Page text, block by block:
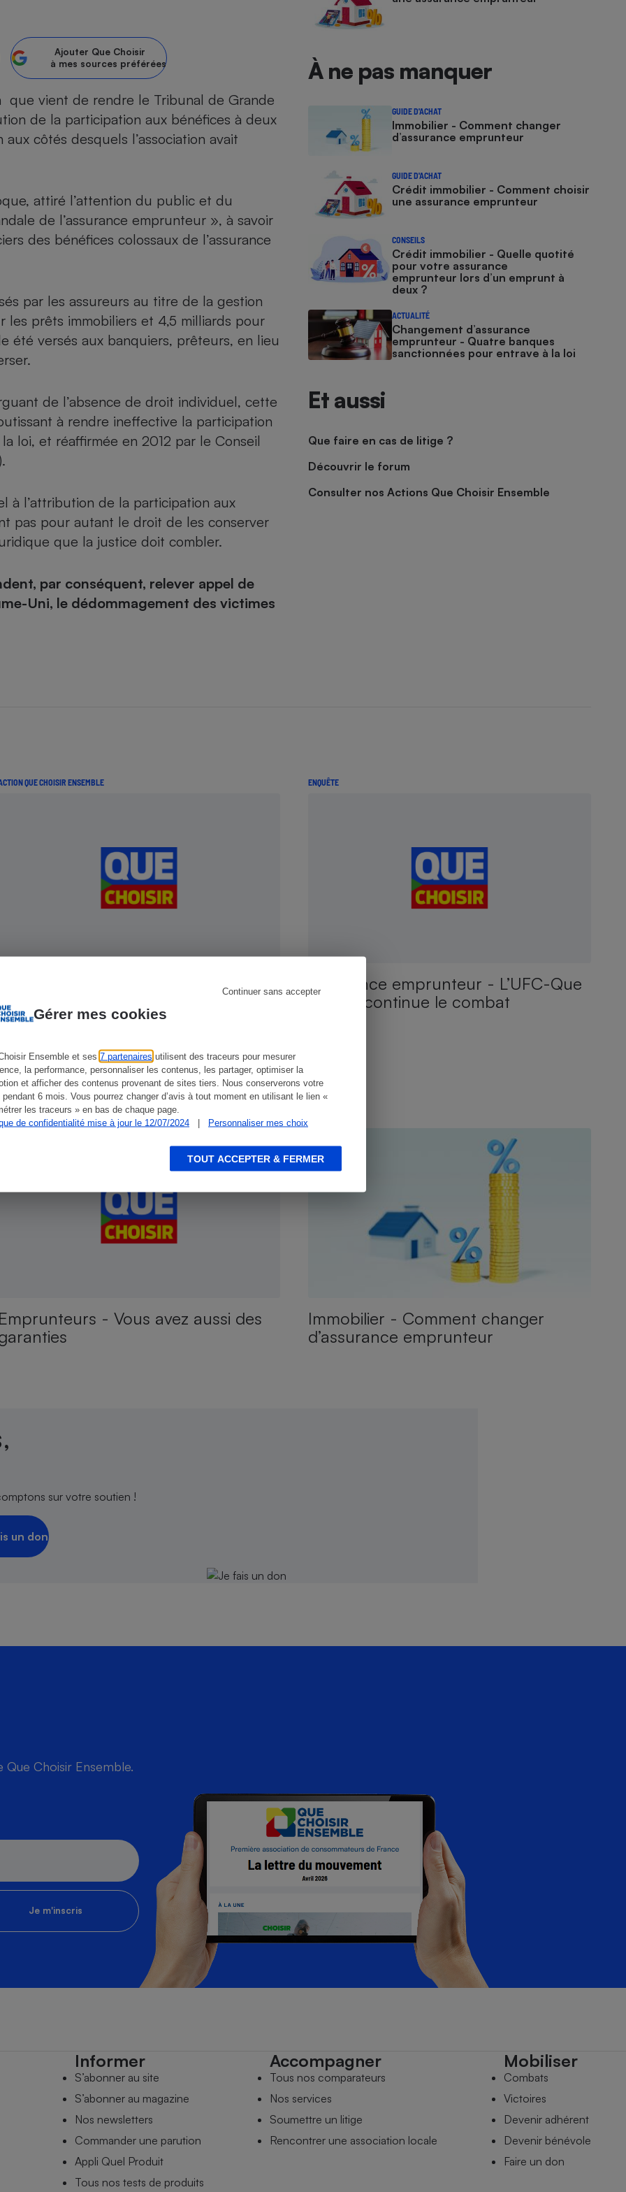
Gérer mes cookies
Ensemble et ses 7 partenaires utilisent des traceurs pour mesurer
la performance, personnaliser les contenus, les partager, optimiser la
et afficher des contenus provenant de sites tiers. Nous conserverons votre
pendant 6 mois. Vous pourrez changer d’avis à tout moment en utilisant le lien «
les traceurs » en bas de chaque page.
de confidentialité mise à jour le 12/07/2024
| Personnaliser mes choix
Continuer sans accepter
TOUT ACCEPTER & FERMER
Ajouter Que Choisir
à mes sources préférées
que vient de rendre le Tribunal de Grande
de la participation aux bénéfices à deux
côtés desquels l’association avait
attiré l’attention du public et du
de l’assurance emprunteur », à savoir
des bénéfices colossaux de l’assurance
par les assureurs au titre de la gestion
les prêts immobiliers et 4,5 milliards pour
été versés aux banquiers, prêteurs, en lieu
de l’absence de droit individuel, cette
à rendre ineffective la participation
loi, et réaffirmée en 2012 par le Conseil
à l’attribution de la participation aux
pas pour autant le droit de les conserver
que la justice doit combler.
par conséquent, relever appel de
Uni, le dédommagement des victimes
À ne pas manquer
GUIDE D'ACHAT
Immobilier - Comment changer
d’assurance emprunteur
GUIDE D'ACHAT
Crédit immobilier - Comment choisir
une assurance emprunteur
CONSEILS
Crédit immobilier - Quelle quotité
pour votre assurance
emprunteur lors d’un emprunt à
deux ?
ACTUALITÉ
Changement d’assurance
emprunteur - Quatre banques
sanctionnées pour entrave à la loi
Et aussi
Que faire en cas de litige ?
Découvrir le forum
Consulter nos Actions Que Choisir Ensemble
QUE CHOISIR ENSEMBLE
n'ont assurément plus le
du doute : les 16 milliards
être rendus aux
!
ENQUÊTE
Assurance emprunteur - L’UFC-Que
Choisir continue le combat
Emprunteurs - Vous avez aussi des
Immobilier - Comment changer
d’assurance emprunteur
sur votre soutien !
un don
Choisir Ensemble.
Je m'inscris
Circuits courts et
alimentation locale
- Comment choisir une
de champagne
Assurance vie
en ligne
congélateur
Aspirateur
photovoltaïques
multifonction
Ordinateur portable
robot
des devis d’opticiens
santé
Aide auditive
Crème solaire
Obsèques - Pompes
funèbres
Informer
S’abonner au site
S’abonner au magazine
Nos newsletters
Commander une parution
Appli Quel Produit
Tous nos tests de produits
Accompagner
Tous nos comparateurs
Nos services
Soumettre un litige
Rencontrer une association locale
Mobiliser
Combats
Victoires
Devenir adhérent
Devenir bénévole
Faire un don